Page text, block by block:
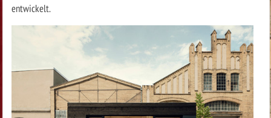
entwickelt.